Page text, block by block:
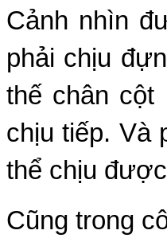
Cảnh nhìn
phải chịu
thế chân cột
chịu tiếp. Và
thể chịu
Cũng trong